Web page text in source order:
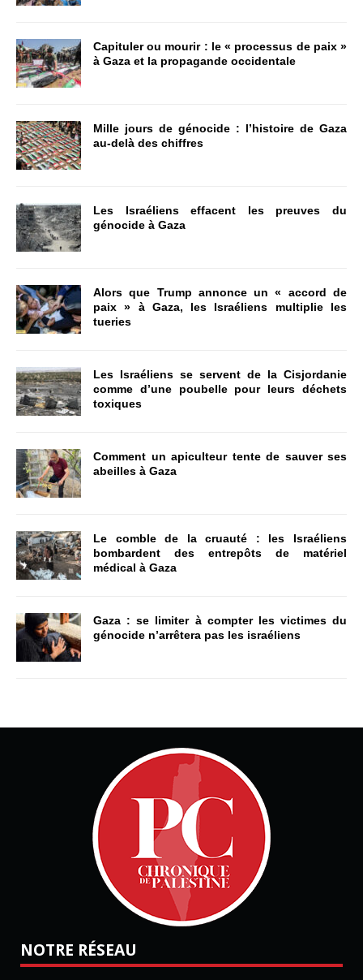
Capituler ou mourir : le « processus de paix »
à Gaza et la propagande occidentale
Mille jours de génocide : l’histoire de Gaza
au-delà des chiffres
Les Israéliens effacent les preuves du
génocide à Gaza
Alors que Trump annonce un « accord de
paix » à Gaza, les Israéliens multiplie les
tueries
Les Israéliens se servent de la Cisjordanie
comme d’une poubelle pour leurs déchets
toxiques
Comment un apiculteur tente de sauver ses
abeilles à Gaza
Le comble de la cruauté : les Israéliens
bombardent des entrepôts de matériel
médical à Gaza
Gaza : se limiter à compter les victimes du
génocide n’arrêtera pas les israéliens
NOTRE RÉSEAU